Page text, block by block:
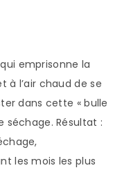
emprisonne la
à l’air chaud de se
dans cette « bulle
séchage. Résultat :
les mois les plus